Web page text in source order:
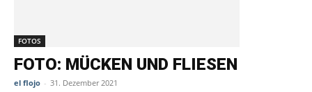
FOTOS
FOTO: MÜCKEN UND FLIESEN
el flojo - 31. Dezember 2021